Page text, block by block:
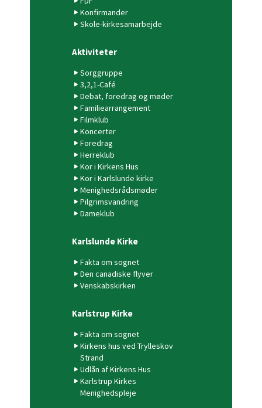
Konfirmander
Skole-kirkesamarbejde
Aktiviteter
Sorggruppe
3,2,1-Café
Debat, foredrag og møder
Familiearrangement
Filmklub
Koncerter
Foredrag
Herreklub
Kor i Kirkens Hus
Kor i Karlslunde kirke
Menighedsrådsmøder
Pilgrimsvandring
Dameklub
Karlslunde Kirke
Fakta om sognet
Den canadiske flyver
Venskabskirken
Karlstrup Kirke
Fakta om sognet
Kirkens hus ved Trylleskov
Strand
Udlån af Kirkens Hus
Karlstrup Kirkes
Menighedspleje